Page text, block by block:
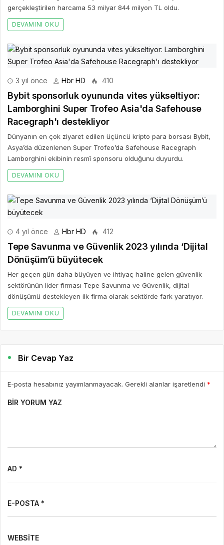
gerçekleştirilen harcama 53 milyar 844 milyon TL oldu.
DEVAMINI OKU
3 yıl önce Hbr HD 410
Bybit sponsorluk oyununda vites yükseltiyor:
Lamborghini Super Trofeo Asia'da Safehouse
Racegraph'ı destekliyor
Dünyanın en çok ziyaret edilen üçüncü kripto para borsası Bybit,
Asya’da düzenlenen Super Trofeo’da Safehouse Racegraph
Lamborghini ekibinin resmî sponsoru olduğunu duyurdu.
DEVAMINI OKU
4 yıl önce Hbr HD 412
Tepe Savunma ve Güvenlik 2023 yılında ‘Dijital
Dönüşüm’ü büyütecek
Her geçen gün daha büyüyen ve ihtiyaç haline gelen güvenlik
sektörünün lider firması Tepe Savunma ve Güvenlik, dijital
dönüşümü destekleyen ilk firma olarak sektörde fark yaratıyor.
DEVAMINI OKU
Bir Cevap Yaz
E-posta hesabınız yayımlanmayacak. Gerekli alanlar işaretlendi *
BIR YORUM YAZ
AD *
E-POSTA *
WEBSITE